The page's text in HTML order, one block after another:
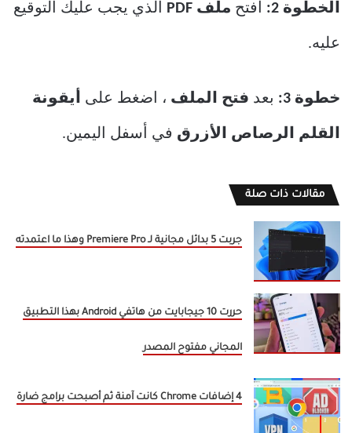
الخطوة 2: افتح ملف PDF الذي يجب عليك التوقيع
عليه.
خطوة 3: بعد فتح الملف ، اضغط على أيقونة
القلم الرصاص الأزرق في أسفل اليمين.
مقالات ذات صلة
جربت 5 بدائل مجانية لـ Premiere Pro وهذا ما اعتمدته
حررت 10 جيجابايت من هاتفي Android بهذا التطبيق
المجاني مفتوح المصدر
4 إضافات Chrome كانت آمنة ثم أصبحت برامج ضارة